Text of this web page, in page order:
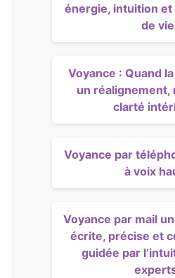
énergie, intuition
de vie
Voyance : Quand
un réalignement,
clarté
Voyance par
à voix
Voyance par mail
écrite, précise et
guidée par